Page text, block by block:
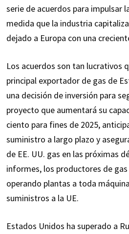
serie de acuerdos para impulsar
medida que la industria
dejado a Europa con una
Los acuerdos son tan lucrativos
principal exportador de gas de
una decisión de inversión para
proyecto que aumentará su
ciento para fines de 2025,
suministro a largo plazo y
de EE. UU. gas en las próximas
informes, los productores de gas
operando plantas a toda
suministros a la UE.
Estados Unidos ha superado a